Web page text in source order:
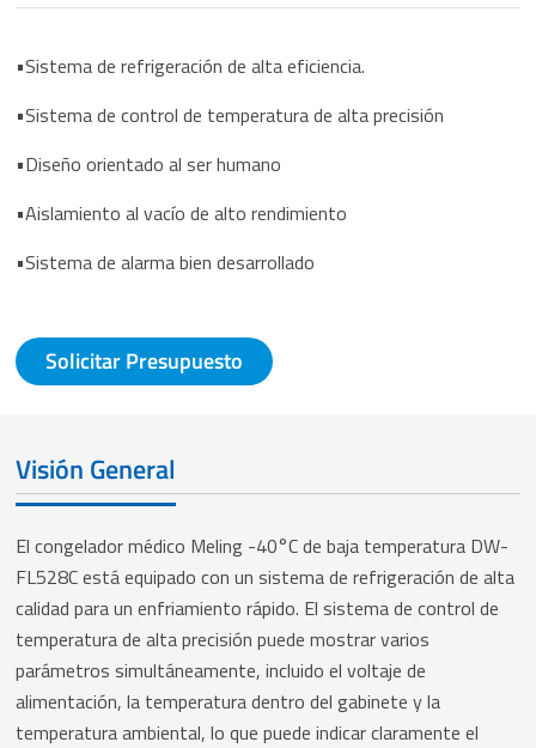
•Sistema de refrigeración de alta eficiencia.
•Sistema de control de temperatura de alta precisión
•Diseño orientado al ser humano
•Aislamiento al vacío de alto rendimiento
•Sistema de alarma bien desarrollado
Solicitar Presupuesto
Visión General
El congelador médico Meling -40°C de baja temperatura DW-
FL528C está equipado con un sistema de refrigeración de alta
calidad para un enfriamiento rápido. El sistema de control de
temperatura de alta precisión puede mostrar varios
parámetros simultáneamente, incluido el voltaje de
alimentación, la temperatura dentro del gabinete y la
temperatura ambiental, lo que puede indicar claramente el